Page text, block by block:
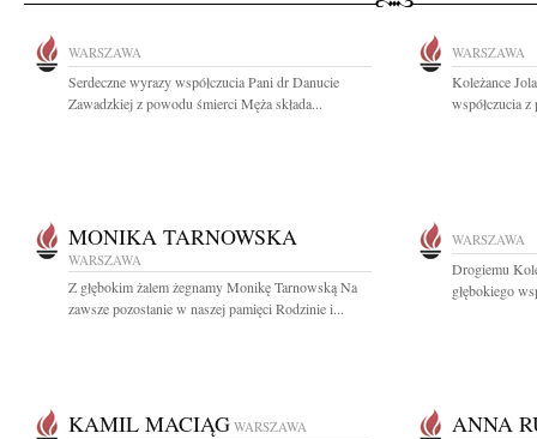
WARSZAWA
Serdeczne wyrazy współczucia Pani dr Danucie
Zawadzkiej z powodu śmierci Męża składa...
WARSZAWA
Koleżance
współczucia
MONIKA TARNOWSKA
WARSZAWA
Z głębokim żalem żegnamy Monikę Tarnowską Na
zawsze pozostanie w naszej pamięci Rodzinie i...
WARSZAWA
Drogiemu
głębokiego
KAMIL MACIĄG WARSZAWA ANNA